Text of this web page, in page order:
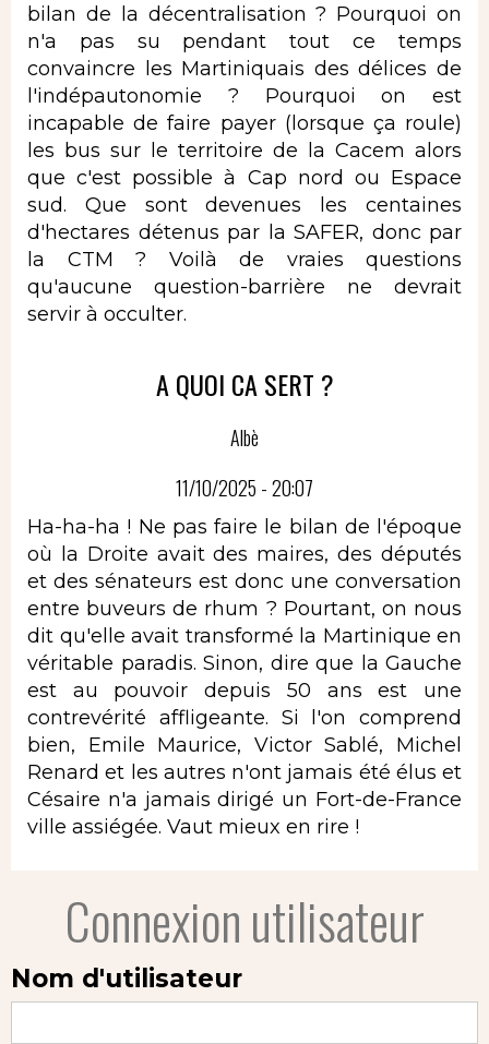
bilan de la décentralisation ? Pourquoi on
n'a pas su pendant tout ce temps
convaincre les Martiniquais des délices de
l'indépautonomie ? Pourquoi on est
incapable de faire payer (lorsque ça roule)
les bus sur le territoire de la Cacem alors
que c'est possible à Cap nord ou Espace
sud. Que sont devenues les centaines
d'hectares détenus par la SAFER, donc par
la CTM ? Voilà de vraies questions
qu'aucune question-barrière ne devrait
servir à occulter.
A QUOI CA SERT ?
Albè
11/10/2025 - 20:07
Ha-ha-ha ! Ne pas faire le bilan de l'époque
où la Droite avait des maires, des députés
et des sénateurs est donc une conversation
entre buveurs de rhum ? Pourtant, on nous
dit qu'elle avait transformé la Martinique en
véritable paradis. Sinon, dire que la Gauche
est au pouvoir depuis 50 ans est une
contrevérité affligeante. Si l'on comprend
bien, Emile Maurice, Victor Sablé, Michel
Renard et les autres n'ont jamais été élus et
Césaire n'a jamais dirigé un Fort-de-France
ville assiégée. Vaut mieux en rire !
Connexion utilisateur
Nom d'utilisateur